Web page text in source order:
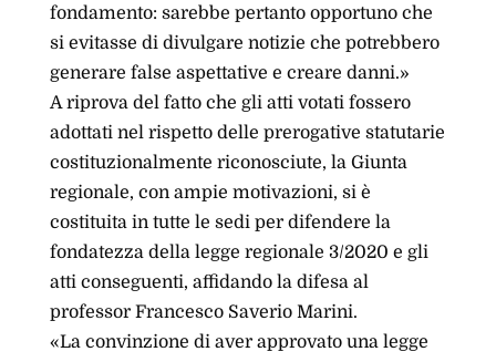
fondamento: sarebbe pertanto opportuno che
si evitasse di divulgare notizie che potrebbero
generare false aspettative e creare danni.»
A riprova del fatto che gli atti votati fossero
adottati nel rispetto delle prerogative statutarie
costituzionalmente riconosciute, la Giunta
regionale, con ampie motivazioni, si è
costituita in tutte le sedi per difendere la
fondatezza della legge regionale 3/2020 e gli
atti conseguenti, affidando la difesa al
professor Francesco Saverio Marini.
«La convinzione di aver approvato una legge